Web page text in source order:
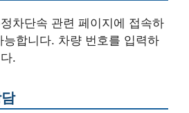
차단속 관련 페이지에 접속하
합니다. 차량 번호를 입력하
.